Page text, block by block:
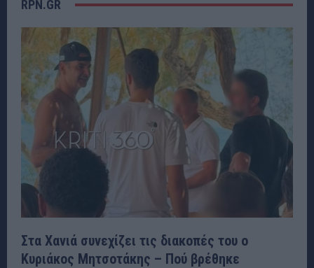
RPN.GR
Στα Χανιά συνεχίζει τις διακοπές του ο
Κυριάκος Μητσοτάκης – Πού βρέθηκε